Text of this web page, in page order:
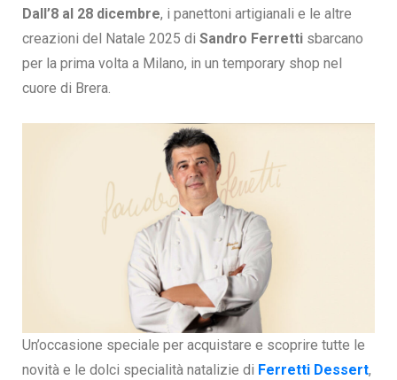
Dall’8 al 28 dicembre, i panettoni artigianali e le altre
creazioni del Natale 2025 di Sandro Ferretti sbarcano
per la prima volta a Milano, in un temporary shop nel
cuore di Brera.
Un’occasione speciale per acquistare e scoprire tutte le
novità e le dolci specialità natalizie di Ferretti Dessert,